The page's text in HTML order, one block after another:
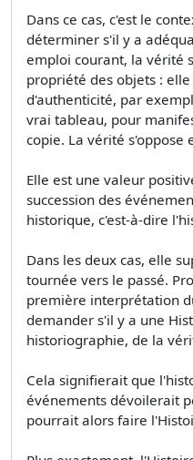
Dans ce cas, c'est le
déterminer s'il y a
emploi courant, la vérité
propriété des objets :
d'authenticité, par
vrai tableau, pour
copie. La vérité s'oppose
Elle est une valeur
succession des
historique, c'est-à-dire
Dans les deux cas, elle
tournée vers le passé.
première interprétation
demander s'il y a une
historiographie, de la
Cela signifierait que
événements dévoilerait
pourrait alors faire